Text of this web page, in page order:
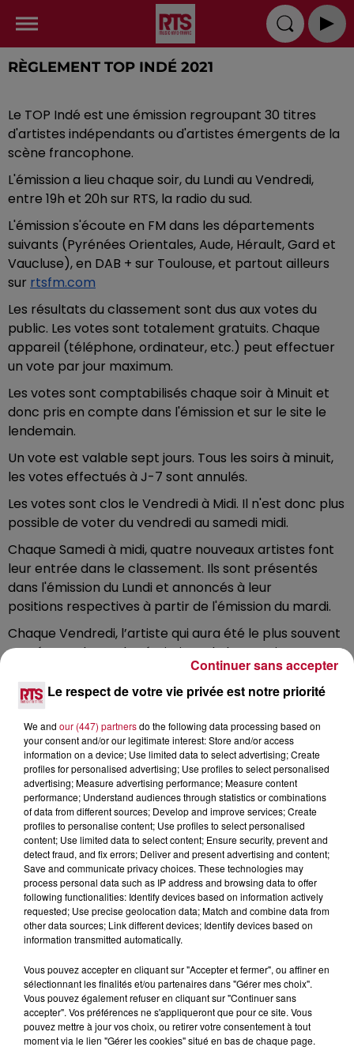
RÈGLEMENT TOP INDÉ 2021
Le TOP Indé est une émission regroupant 30 titres
d'artistes indépendants ou d'artistes émergents de la
scène francophone.
L'émission a lieu chaque soir, du Lundi au Vendredi,
entre 19h et 20h sur RTS, la radio du sud.
L'émission s'écoute en FM dans les départements
suivants (Pyrénées Orientales, Aude, Hérault, Gard et
Vaucluse), en DAB + sur Toulouse, et partout ailleurs
sur rtsfm.com
Les résultats du classement sont dus aux votes du
public. Les votes sont totalement gratuits. Chaque
appareil (téléphone, ordinateur, etc.) peut effectuer
un vote par jour maximum.
Les votes sont comptabilisés chaque soir à Minuit et
donc pris en compte dans l'émission et sur le site le
lendemain.
Un vote est valable sept jours. Tous les soirs à minuit,
les votes effectués à J-7 sont annulés.
Les votes sont clos le Vendredi à Midi. Il n'est donc plus
possible de voter du vendredi au samedi midi.
Chaque Samedi à midi, quatre nouveaux artistes font
leur entrée dans le classement. Ils sont présentés
dans l'émission du Lundi et annoncés à leur
positions respectives à partir de l'émission du mardi.
Chaque Vendredi, l’artiste qui aura été le plus souvent
numéro un durant les émissions de la semaine
intégrera la playlist RTS le lendemain (Samedi)… Un
suivi des résultats quotidiens est accessible sur le site.
placés en 28, 29, et 30 ème position sont éliminés et
quittent le classement.
Un même titre peut rester au maximum 12 semaines
dans le TOP Indé. Si ce dernier est toujours classé le
Vendredi soir lors de l'émission c'est à dire entre la
2ème et 27ème place, alors celui-ci sera considéré
comme Gagnant du Top Indé sur la durée mais ne
rentrera pas forcément en playlist le lendemain...
Pour accéder à la playlist, il doit étre encore placé
dans la première partie de classement soit entre la
2ème et la 15ème place.
d'émission. Le dernier gagnant de la saison sera donc
celui du vendredi 25 Juin 2021. Il n'y aura
exceptionnellement pas de nouvelles entrées lors de
la dernière semaine de compétition de la saison (le 19
Le respect de votre vie privée est notre priorité
We and our (447) partnersdo the following data processing based on
your consent and/or our legitimate interest: Store and/or access
information on a device; Use limited data to select advertising; Create
profiles for personalised advertising; Use profiles to select personalised
advertising; Measure advertising performance; Measure content
performance; Understand audiences through statistics or combinations
of data from different sources; Develop and improve services; Create
profiles to personalise content; Use profiles to select personalised
content; Use limited data to select content; Ensure security, prevent and
detect fraud, and fix errors; Deliver and present advertising and content;
Save and communicate privacy choices. These technologies may
process personal data such as IP address and browsing data to offer
following functionalities: Identify devices based on information actively
requested; Use precise geolocation data; Match and combine data from
other data sources; Link different devices; Identify devices based on
information transmitted automatically.
Vous pouvez accepter en cliquant sur "Accepter et fermer", ou affiner en
sélectionnant les finalités et/ou partenaires dans "Gérer mes choix".
Vous pouvez également refuser en cliquant sur "Continuer sans
accepter". Vos préférences ne s'appliqueront que pour ce site. Vous
pouvez mettre à jour vos choix, ou retirer votre consentement à tout
moment via le lien "Gérer les cookies" situé en bas de chaque page.
Continuer sans accepter